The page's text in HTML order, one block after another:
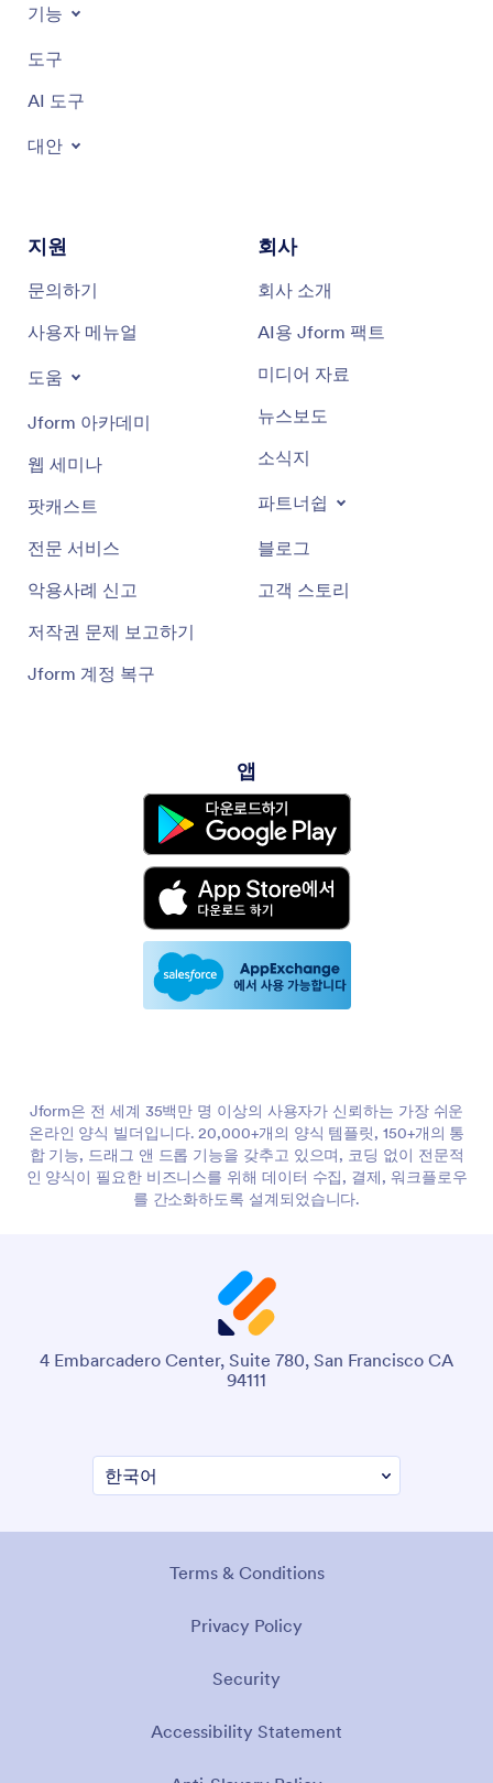
기능
도구
AI 도구
대안
지원
문의하기
사용자 메뉴얼
도움
Jform 아카데미
웹 세미나
팟캐스트
전문 서비스
악용사례 신고
저작권 문제 보고하기
Jform 계정 복구
회사
회사 소개
AI용 Jform 팩트
미디어 자료
뉴스보도
소식지
파트너쉽
블로그
고객 스토리
앱
Jform은 전 세계 35백만 명 이상의 사용자가 신뢰하는 가장 쉬운
온라인 양식 빌더입니다. 20,000+개의 양식 템플릿, 150+개의 통
합 기능, 드래그 앤 드롭 기능을 갖추고 있으며, 코딩 없이 전문적
인 양식이 필요한 비즈니스를 위해 데이터 수집, 결제, 워크플로우
를 간소화하도록 설계되었습니다.
4 Embarcadero Center, Suite 780, San Francisco CA
94111
Terms & Conditions
Privacy Policy
Security
Accessibility Statement